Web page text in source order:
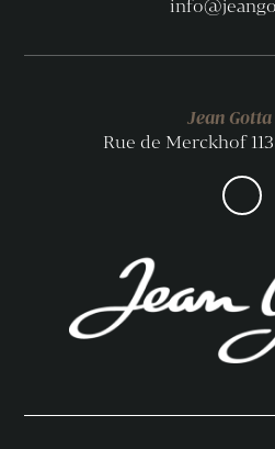
Jean Gotta
Rue de Merckhof